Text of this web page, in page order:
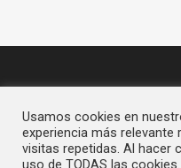
Usamos cookies en
experiencia más
visitas repetidas. Al hacer
uso de TODAS las